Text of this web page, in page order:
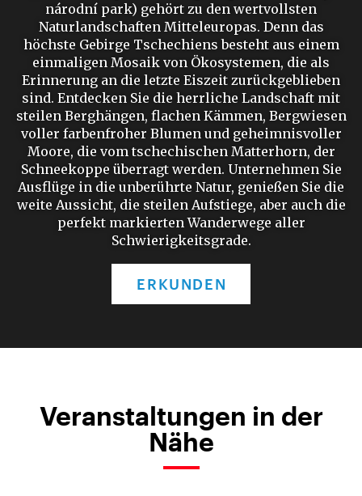
národní park) gehört zu den wertvollsten
Naturlandschaften Mitteleuropas. Denn das
höchste Gebirge Tschechiens besteht aus einem
einmaligen Mosaik von Ökosystemen, die als
Erinnerung an die letzte Eiszeit zurückgeblieben
sind. Entdecken Sie die herrliche Landschaft mit
steilen Berghängen, flachen Kämmen, Bergwiesen
voller farbenfroher Blumen und geheimnisvoller
Moore, die vom tschechischen Matterhorn, der
Schneekoppe überragt werden. Unternehmen Sie
Ausflüge in die unberührte Natur, genießen Sie die
weite Aussicht, die steilen Aufstiege, aber auch die
perfekt markierten Wanderwege aller
Schwierigkeitsgrade.
ERKUNDEN
Veranstaltungen in der
Nähe